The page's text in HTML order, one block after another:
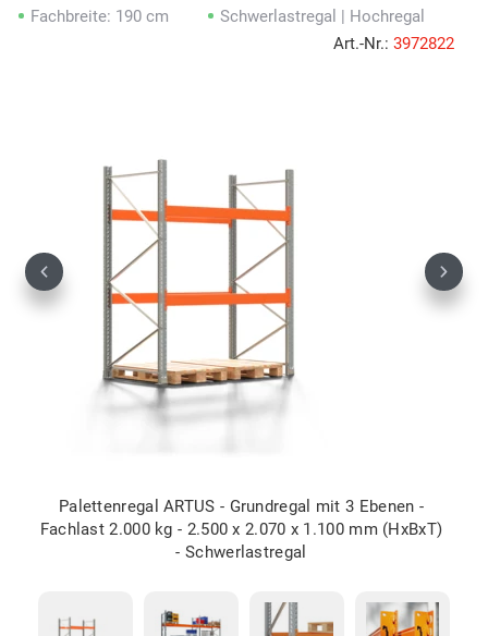
Fachbreite: 190 cm
Schwerlastregal | Hochregal
Art.-Nr.: 3972822
Palettenregal ARTUS - Grundregal mit 3 Ebenen -
Fachlast 2.000 kg - 2.500 x 2.070 x 1.100 mm (HxBxT)
- Schwerlastregal
Previous Next